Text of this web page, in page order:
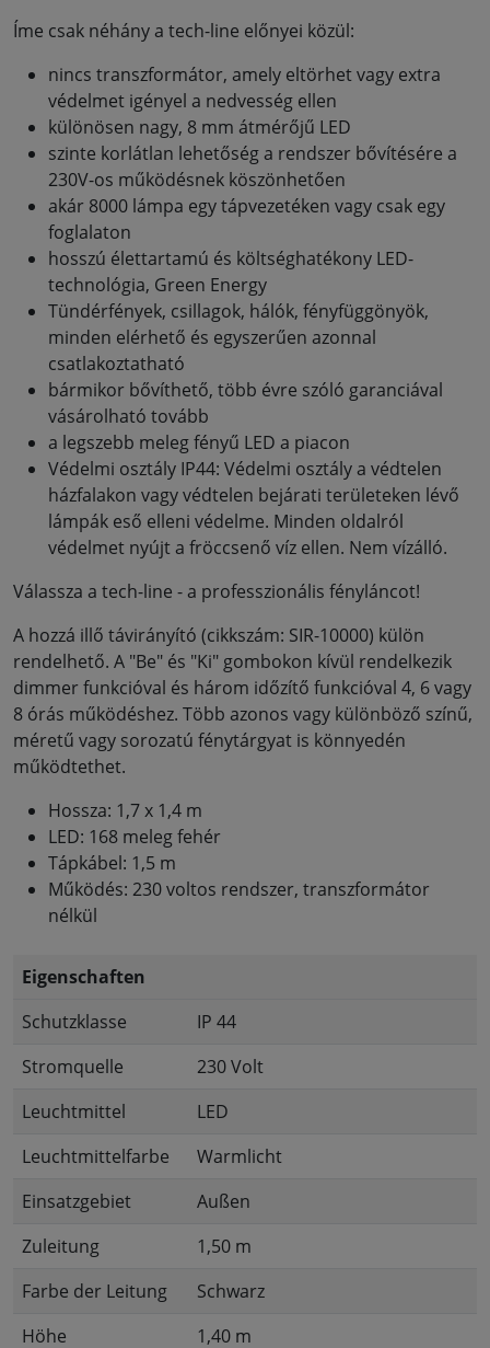
Íme csak néhány a tech-line előnyei közül:
nincs transzformátor, amely eltörhet vagy extra
védelmet igényel a nedvesség ellen
különösen nagy, 8 mm átmérőjű LED
szinte korlátlan lehetőség a rendszer bővítésére a
230V-os működésnek köszönhetően
akár 8000 lámpa egy tápvezetéken vagy csak egy
foglalaton
hosszú élettartamú és költséghatékony LED-
technológia, Green Energy
Tündérfények, csillagok, hálók, fényfüggönyök,
minden elérhető és egyszerűen azonnal
csatlakoztatható
bármikor bővíthető, több évre szóló garanciával
vásárolható tovább
a legszebb meleg fényű LED a piacon
Védelmi osztály IP44: Védelmi osztály a védtelen
házfalakon vagy védtelen bejárati területeken lévő
lámpák eső elleni védelme. Minden oldalról
védelmet nyújt a fröccsenő víz ellen. Nem vízálló.
Válassza a tech-line - a professzionális fényláncot!
A hozzá illő távirányító (cikkszám: SIR-10000) külön
rendelhető. A "Be" és "Ki" gombokon kívül rendelkezik
dimmer funkcióval és három időzítő funkcióval 4, 6 vagy
8 órás működéshez. Több azonos vagy különböző színű,
méretű vagy sorozatú fénytárgyat is könnyedén
működtethet.
Hossza: 1,7 x 1,4 m
LED: 168 meleg fehér
Tápkábel: 1,5 m
Működés: 230 voltos rendszer, transzformátor
nélkül
Eigenschaften
Schutzklasse
IP 44
Stromquelle
230 Volt
Leuchtmittel
LED
Leuchtmittelfarbe
Warmlicht
Einsatzgebiet
Außen
Zuleitung
1,50 m
Farbe der Leitung
Schwarz
Höhe
1,40 m